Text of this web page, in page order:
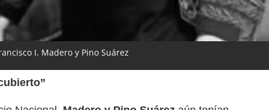
I. Madero y Pino Suárez